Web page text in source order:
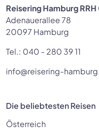
Reisering Hamburg RRH
Adenauerallee 78
20097 Hamburg
Tel.: 040 - 280 39 11
info@reisering-
Die beliebtesten Reisen
Österreich